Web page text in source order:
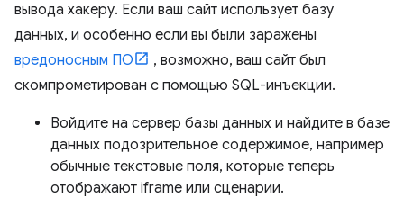
вывода хакеру. Если ваш сайт использует базу
данных, и особенно если вы были заражены
вредоносным ПО
, возможно, ваш сайт был
скомпрометирован с помощью SQL-инъекции.
Войдите на сервер базы данных и найдите в базе
данных подозрительное содержимое, например
обычные текстовые поля, которые теперь
отображают iframe или сценарии.